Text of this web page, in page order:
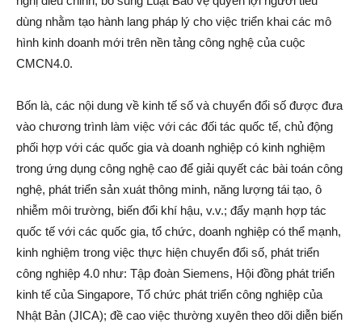
dùng nhằm tạo hành lang pháp lý cho việc triển khai các mô
hình kinh doanh mới trên nền tảng công nghệ của cuộc
CMCN4.0.
Bốn là, các nội dung về kinh tế số và chuyển đổi số được đưa
vào chương trình làm việc với các đối tác quốc tế, chủ động
phối hợp với các quốc gia và doanh nghiệp có kinh nghiệm
trong ứng dụng công nghệ cao để giải quyết các bài toán công
nghệ, phát triển sản xuát thông minh, năng lượng tái tạo, ô
nhiễm môi trường, biến đổi khí hậu, v.v.; đẩy mạnh hợp tác
quốc tế với các quốc gia, tổ chức, doanh nghiệp có thể mạnh,
kinh nghiệm trong việc thực hiện chuyển đổi số, phát triển
công nghiệp 4.0 như: Tập đoàn Siemens, Hội đồng phát triển
kinh tế của Singapore, Tổ chức phát triển công nghiệp của
Nhật Bản (JICA); đề cao việc thường xuyên theo dõi diễn biến